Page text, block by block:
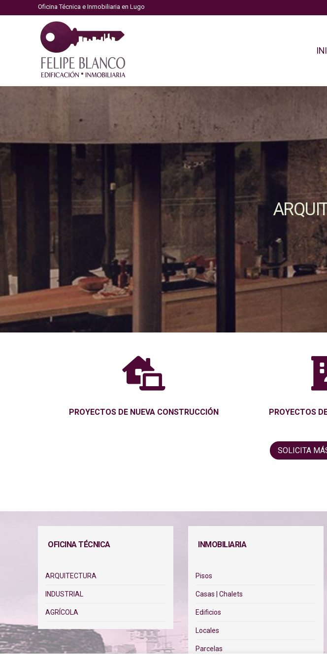
Oficina Técnica e Inmobiliaria en Lugo

PROYECTOS DE NUEVA CONSTRUCCIÓN PROYECTOS
SOLICITA
OFICINA TÉCNICA
ARQUITECTURA
INDUSTRIAL
AGRÍCOLA
INMOBILIARIA
Pisos
Casas | Chalets
Edificios
Locales
Parcelas